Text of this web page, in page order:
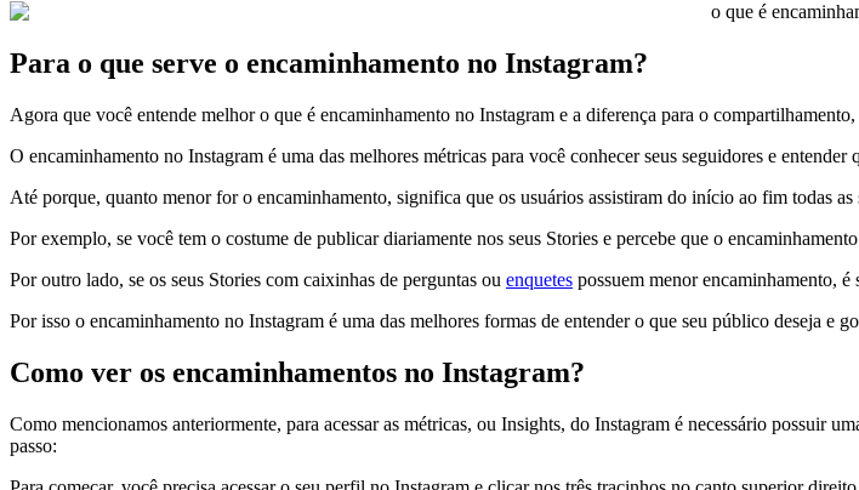
o que é
Para o que serve o encaminhamento no Instagram?
Agora que você entende melhor o que é encaminhamento no Instagram e a diferença para o
O encaminhamento no Instagram é uma das melhores métricas para você conhecer seus seguidores e
Até porque, quanto menor for o encaminhamento, significa que os usuários assistiram do início ao fim todas as
Por exemplo, se você tem o costume de publicar diariamente nos seus Stories e percebe que o
Por outro lado, se os seus Stories com caixinhas de perguntas ou enquetes possuem menor encaminhamento, é
Por isso o encaminhamento no Instagram é uma das melhores formas de entender o que seu público deseja e
Como ver os encaminhamentos no Instagram?
Como mencionamos anteriormente, para acessar as métricas, ou Insights, do Instagram é necessário possuir
passo: